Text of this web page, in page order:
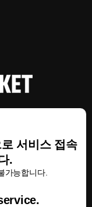
서비스 접속
.
가능합니다.